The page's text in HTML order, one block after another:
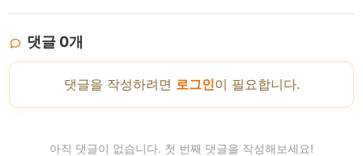
댓글 0개
댓글을 작성하려면 로그인이 필요합니다.
아직 댓글이 없습니다. 첫 번째 댓글을 작성해보세요!